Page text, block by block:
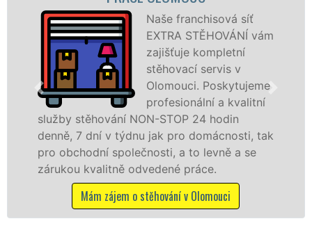
franchisová síť
STĚHOVÁNÍ vám
kompletní
servis v
Poskytujeme
a kvalitní
24 hodin
pro domácnosti, tak
a to levně a se
práce.
služby zajišťujeme
celém okresu Olomouc
franchisové sítě EXTRA
Nabízíme stěhovací
včetně víkendů a svátků
Mám zájem o stěhovací